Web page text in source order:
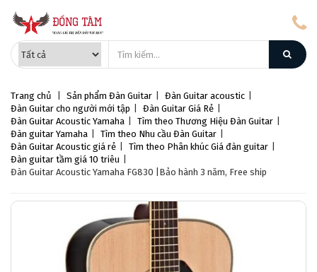
Trang chủ Sản phẩm Đàn Guitar Đàn Guitar acoustic
Đàn Guitar cho người mới tập
Đàn Guitar Giá Rẻ
Đàn Guitar Acoustic Yamaha
Tìm theo Thương Hiệu Đàn Guitar
Đàn guitar Yamaha
Tìm theo Nhu cầu Đàn Guitar
Đàn Guitar Acoustic giá rẻ
Tìm theo Phân khúc Giá đàn guitar
Đàn guitar tầm giá 10 triêu
Đàn Guitar Acoustic Yamaha FG830 |Bảo hành 3 năm, Free ship